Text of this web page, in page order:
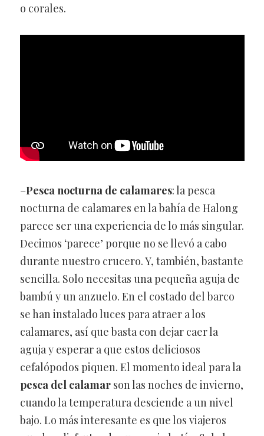
o corales.
–Pesca nocturna de calamares: la pesca
nocturna de calamares en la bahía de Halong
parece ser una experiencia de lo más singular.
Decimos ‘parece’ porque no se llevó a cabo
durante nuestro crucero. Y, también, bastante
sencilla. Solo necesitas una pequeña aguja de
bambú y un anzuelo. En el costado del barco
se han instalado luces para atraer a los
calamares, así que basta con dejar caer la
aguja y esperar a que estos deliciosos
cefalópodos piquen. El momento ideal para la
pesca del calamarson las noches de invierno,
cuando la temperatura desciende a un nivel
bajo. Lo más interesante es que los viajeros